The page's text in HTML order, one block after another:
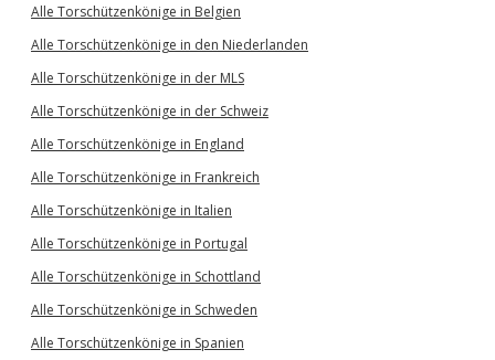
Alle Torschützenkönige in Belgien
Alle Torschützenkönige in den Niederlanden
Alle Torschützenkönige in der MLS
Alle Torschützenkönige in der Schweiz
Alle Torschützenkönige in England
Alle Torschützenkönige in Frankreich
Alle Torschützenkönige in Italien
Alle Torschützenkönige in Portugal
Alle Torschützenkönige in Schottland
Alle Torschützenkönige in Schweden
Alle Torschützenkönige in Spanien